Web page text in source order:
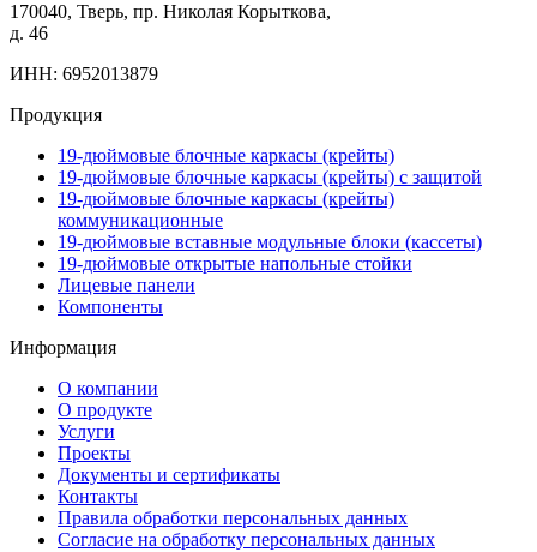
170040, Тверь, пр. Николая Корыткова,
д. 46
ИНН: 6952013879
Продукция
19-дюймовые блочные каркасы (крейты)
19-дюймовые блочные каркасы (крейты) с защитой
19-дюймовые блочные каркасы (крейты)
коммуникационные
19-дюймовые вставные модульные блоки (кассеты)
19-дюймовые открытые напольные стойки
Лицевые панели
Компоненты
Информация
О компании
О продукте
Услуги
Проекты
Документы и сертификаты
Контакты
Правила обработки персональных данных
Согласие на обработку персональных данных